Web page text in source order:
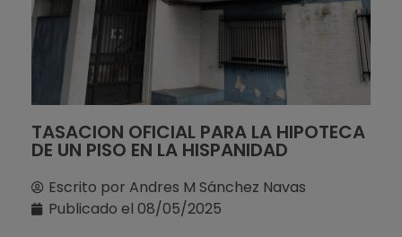
TASACION OFICIAL PARA LA HIPOTECA
DE UN PISO EN LA HISPANIDAD
Escrito por Andres M Sánchez Navas
Publicado el 08/05/2025